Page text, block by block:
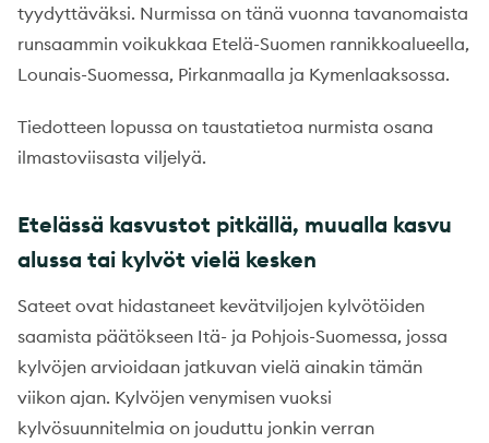
tyydyttäväksi. Nurmissa on tänä vuonna tavanomaista
runsaammin voikukkaa Etelä-Suomen rannikkoalueella,
Lounais-Suomessa, Pirkanmaalla ja Kymenlaaksossa.
Tiedotteen lopussa on taustatietoa nurmista osana
ilmastoviisasta viljelyä.
Etelässä kasvustot pitkällä, muualla kasvu
alussa tai kylvöt vielä kesken
Sateet ovat hidastaneet kevätviljojen kylvötöiden
saamista päätökseen Itä- ja Pohjois-Suomessa, jossa
kylvöjen arvioidaan jatkuvan vielä ainakin tämän
viikon ajan. Kylvöjen venymisen vuoksi
kylvösuunnitelmia on jouduttu jonkin verran